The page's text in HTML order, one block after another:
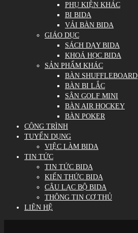
PHỤ KIỆN KHÁC
BI BIDA
VẢI BÀN BIDA
GIÁO DỤC
SÁCH DẠY BIDA
KHOÁ HỌC BIDA
SẢN PHẨM KHÁC
BÀN SHUFFLEBOARD
BÀN BI LẮC
SÂN GOLF MINI
BÀN AIR HOCKEY
BÀN POKER
CÔNG TRÌNH
TUYỂN DỤNG
VIỆC LÀM BIDA
TIN TỨC
TIN TỨC BIDA
KIẾN THỨC BIDA
CÂU LẠC BỘ BIDA
THÔNG TIN CƠ THỦ
LIÊN HỆ